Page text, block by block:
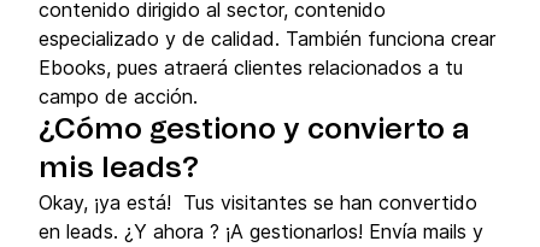
contenido dirigido al sector, contenido
especializado y de calidad. También funciona crear
Ebooks, pues atraerá clientes relacionados a tu
campo de acción.
¿Cómo gestiono y convierto a
mis leads?
Okay, ¡ya está! Tus visitantes se han convertido
en leads. ¿Y ahora ? ¡A gestionarlos! Envía mails y